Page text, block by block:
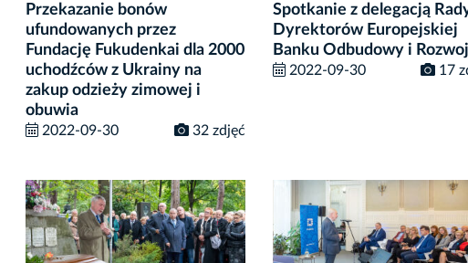
Przekazanie bonów
ufundowanych przez
Fundację Fukudenkai dla 2000
uchodźców z Ukrainy na
zakup odzieży zimowej i
obuwia
2022-09-30 32 zdjęć
Spotkanie z delegacją
Dyrektorów Europejskiej
Banku Odbudowy i
2022-09-30 17